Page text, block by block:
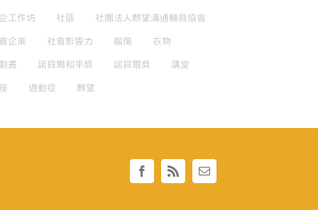
工作坊 社區 社團法人麒望溝通輔具協會
企業 社會影響力 腦傷 衣物
書 諾貝爾和平獎 諾貝爾獎 講堂
過動症 麒望
Facebook
Rss Email: